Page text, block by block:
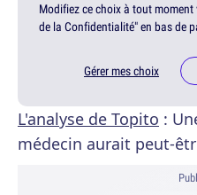
Modifiez ce choix à tout
de la Confidentialité" en bas de
Gérer mes choix
L'analyse de Topito :
médecin aurait peut-